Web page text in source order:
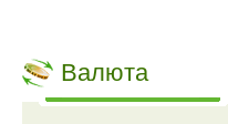
Валюта